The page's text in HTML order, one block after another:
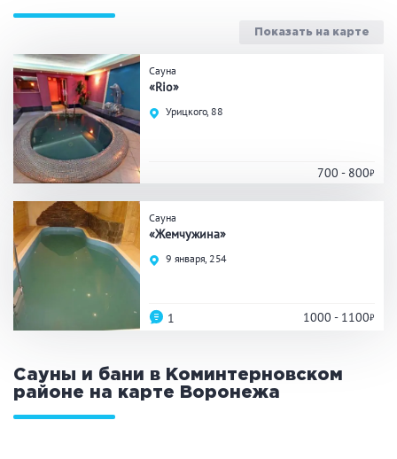
Загородный отдых
Праздник/Корпоратив
Вместимость
до 10 человек
от 20 человек
Банные услуги
Кедровая бочка
Парильщик/ банщик
СПА
Показать на карте
Сауна
«Rio»
Урицкого, 88
700 - 800
Сауна
«Жемчужина»
9 января, 254
1000 - 1100
1
Сауны и бани в Коминтерновском
районе на карте
Воронежа